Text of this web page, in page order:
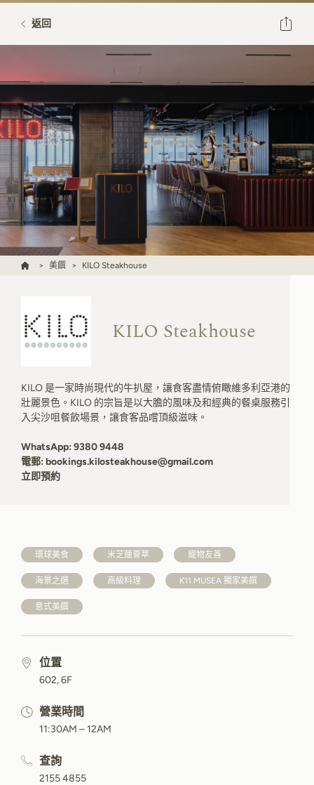
返回
美饌 KILO Steakhouse
KILO Steakhouse
KILO 是一家時尚現代的牛扒屋，讓食客盡情俯瞰維多利亞港的
壯麗景色。KILO 的宗旨是以大膽的風味及和經典的餐桌服務引
入尖沙咀餐飲場景，讓食客品嚐頂級滋味。
WhatsApp: 9380 9448
電郵: bookings.kilosteakhouse@gmail.com
立即預約
環球美食 米芝蓮薈萃 寵物友善
海景之選 高級料理 K11 MUSEA 獨家美饌
意式美饌
位置
602, 6F
營業時間
11:30AM – 12AM
查詢
2155 4855